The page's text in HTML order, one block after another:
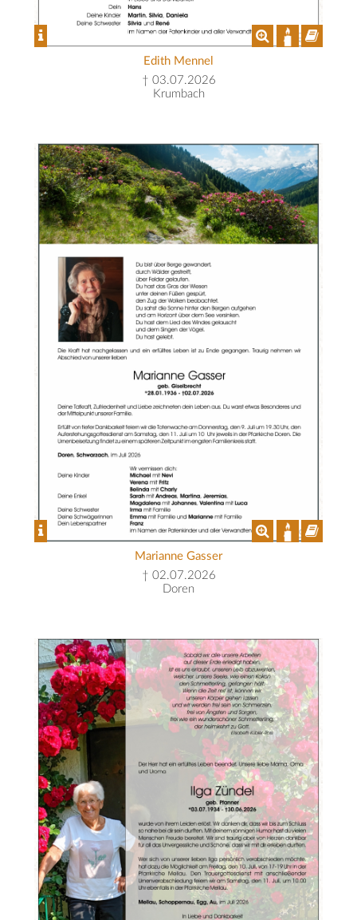
Edith Mennel
† 03.07.2026
Krumbach
Marianne Gasser
† 02.07.2026
Doren